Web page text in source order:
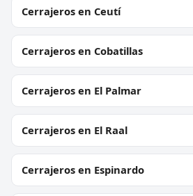
Cerrajeros en Ceutí
Cerrajeros en Cobatillas
Cerrajeros en El Palmar
Cerrajeros en El Raal
Cerrajeros en Espinardo